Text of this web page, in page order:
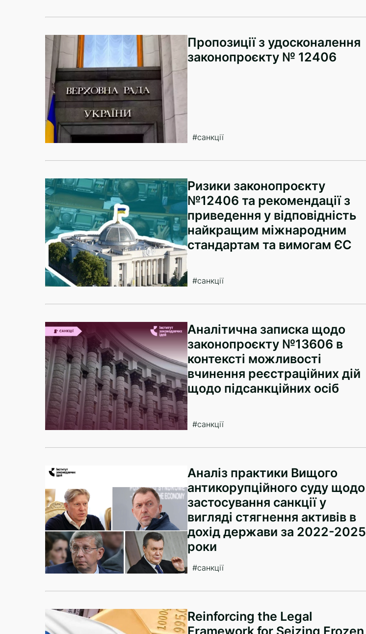
Пропозиції з удосконалення
законопроєкту № 12406
#санкції
Ризики законопроєкту
№12406 та рекомендації з
приведення у відповідність
найкращим міжнародним
стандартам та вимогам ЄС
#санкції
Аналітична записка щодо
законопроєкту №13606 в
контексті можливості
вчинення реєстраційних дій
щодо підсанкційних осіб
#санкції
Аналіз практики Вищого
антикорупційного суду щодо
застосування санкції у
вигляді стягнення активів в
дохід держави за 2022-2025
роки
#санкції
Reinforcing the Legal
Framework for Seizing Frozen